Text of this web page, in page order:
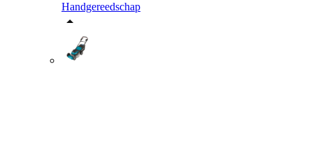
Handgereedschap